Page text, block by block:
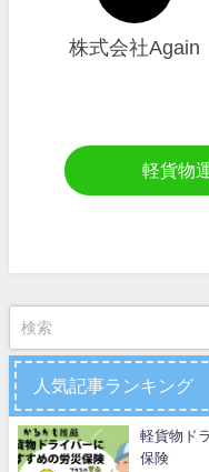
株式会社Again
軽貨物
人気記事ランキング
軽貨物ド
保険